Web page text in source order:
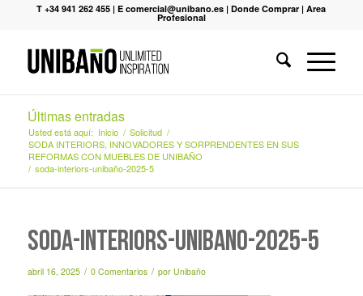
T +34 941 262 455 |E comercial@unibano.es |Donde Comprar |Area
Profesional
Últimas entradas
Usted está aquí: Inicio / Solicitud /
SODA INTERIORS, INNOVADORES Y SORPRENDENTES EN SUS
REFORMAS CON MUEBLES DE UNIBAÑO
/ soda-interiors-unibaño-2025-5
soda-interiors-unibaño-2025-5
abril 16, 2025 / 0 Comentarios / por Unibaño